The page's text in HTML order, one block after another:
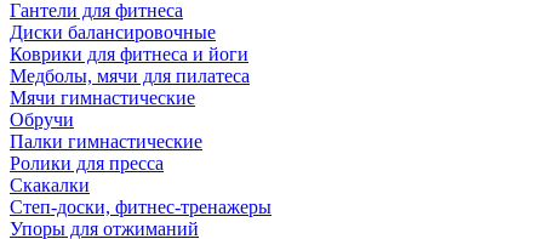
Гантели для фитнеса
Диски балансировочные
Коврики для фитнеса и йоги
Медболы, мячи для пилатеса
Мячи гимнастические
Обручи
Палки гимнастические
Ролики для пресса
Скакалки
Степ-доски, фитнес-тренажеры
Упоры для отжиманий